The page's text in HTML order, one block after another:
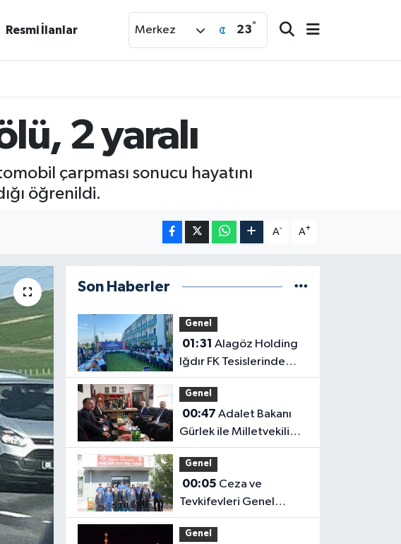
Resmi İlanlar Merkez 23°
2 yaralı
çarpması sonucu hayatını
öğrenildi.
A- A+
Son Haberler
Genel
01:31
Iğdır FK Tesislerinde
Kanaat Önderleriyle Bir
Araya Geldiler
Genel
00:47
Gürlek ile Milletvekili
Alagöz, MHP İl
Başkanlığını Ziyaret Etti
Genel
00:05
Tevkifevleri Genel
Müdürü Çelebi
Yılmaz’dan Iğdır’daki
Genel